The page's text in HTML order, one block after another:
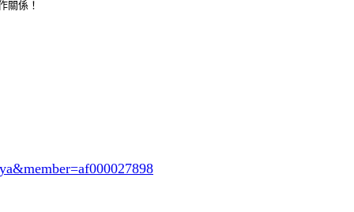
關係！